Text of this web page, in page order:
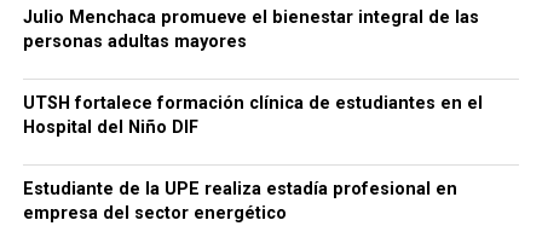
Julio Menchaca promueve el bienestar integral de las
personas adultas mayores
UTSH fortalece formación clínica de estudiantes en el
Hospital del Niño DIF
Estudiante de la UPE realiza estadía profesional en
empresa del sector energético